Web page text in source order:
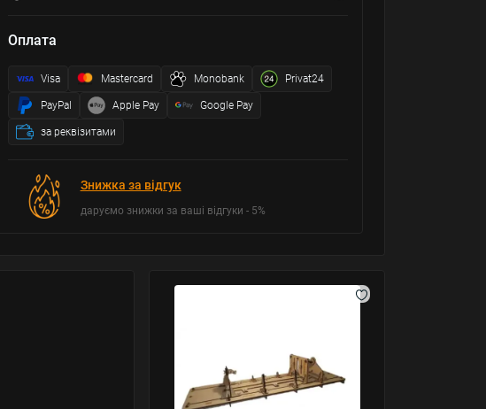
Оплата
Visa Mastercard Monobank Privat24
PayPal Apple Pay Google Pay
за реквізитами
Знижка за відгук
даруємо знижки за ваші відгуки - 5%